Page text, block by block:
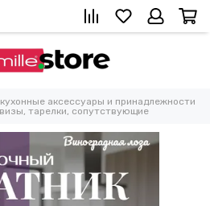
аксессуары и принадлежности
тарелки, сопутствующие